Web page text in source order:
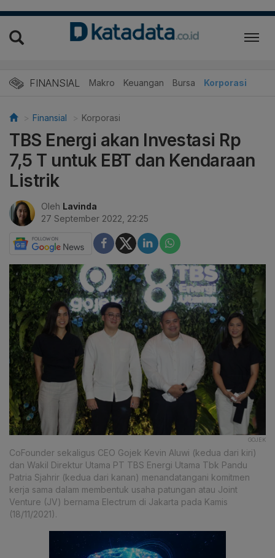
FINANSIAL Makro Keuangan Bursa Korporasi
Finansial Korporasi
TBS Energi akan Investasi Rp
7,5 T untuk EBT dan Kendaraan
Listrik
Oleh Lavinda
27 September 2022, 22:25
GOJEK
CoFounder sekaligus CEO Gojek Kevin Aluwi (kedua dari kiri)
dan Wakil Direktur Utama PT TBS Energi Utama Tbk Pandu
Patria Sjahrir (kedua dari kanan) menandatangani komitmen
kerja sama dalam membentuk usaha patungan atau Joint
Venture (JV) bernama Electrum di Jakarta pada Kamis
(18/11/2021).